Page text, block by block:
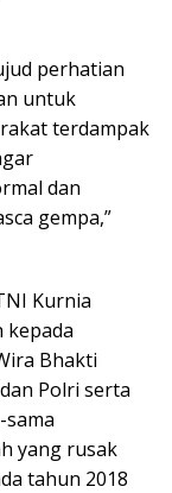
perhatian
untuk
terdampak
dan
gempa,”
Kurnia
kepada
Bhakti
Polri serta
yang rusak
tahun 2018